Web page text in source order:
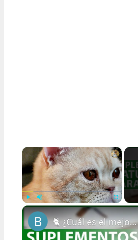
×
Play Unmute Fullscreen
🐈 ¿Cuál es el mejor SUPLEMENTO NATURAL para darle a mi GATO? - Recomendaciones 🌿🐈